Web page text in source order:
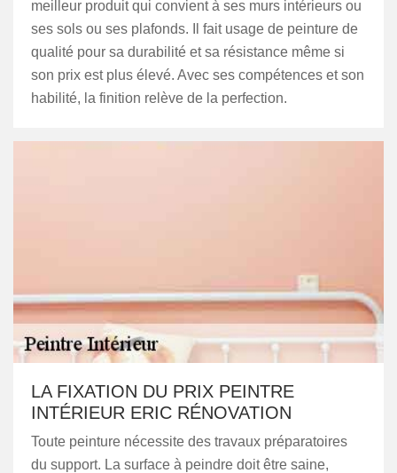
meilleur produit qui convient à ses murs intérieurs ou
ses sols ou ses plafonds. Il fait usage de peinture de
qualité pour sa durabilité et sa résistance même si
son prix est plus élevé. Avec ses compétences et son
habilité, la finition relève de la perfection.
LA FIXATION DU PRIX PEINTRE
INTÉRIEUR ERIC RÉNOVATION
Toute peinture nécessite des travaux préparatoires
du support. La surface à peindre doit être saine,